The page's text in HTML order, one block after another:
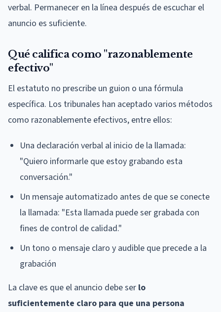
verbal. Permanecer en la línea después de escuchar el
anuncio es suficiente.
Qué califica como "razonablemente
efectivo"
El estatuto no prescribe un guion o una fórmula
específica. Los tribunales han aceptado varios métodos
como razonablemente efectivos, entre ellos:
Una declaración verbal al inicio de la llamada:
"Quiero informarle que estoy grabando esta
conversación."
Un mensaje automatizado antes de que se conecte
la llamada: "Esta llamada puede ser grabada con
fines de control de calidad."
Un tono o mensaje claro y audible que precede a la
grabación
La clave es que el anuncio debe ser lo
suficientemente claro para que una persona